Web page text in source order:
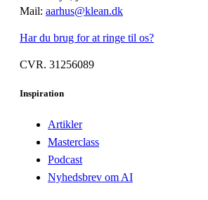
Mail: aarhus@klean.dk
Har du brug for at ringe til os?
CVR. 31256089
Inspiration
Artikler
Masterclass
Podcast
Nyhedsbrev om AI